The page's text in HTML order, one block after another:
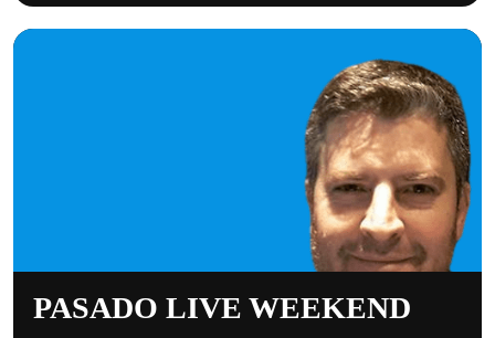
PASADO LIVE WEEKEND